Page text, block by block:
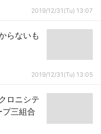
2019/12/31(Tu) 13:07
らないも
2019/12/31(Tu) 13:05
ロニシテ
プ三組合